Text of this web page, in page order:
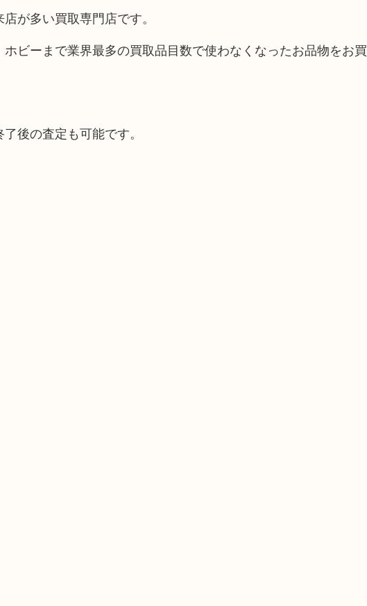
が多い買取専門店です。
ビーまで業界最多の買取品目数で使わなくなったお品物をお買
後の査定も可能です。